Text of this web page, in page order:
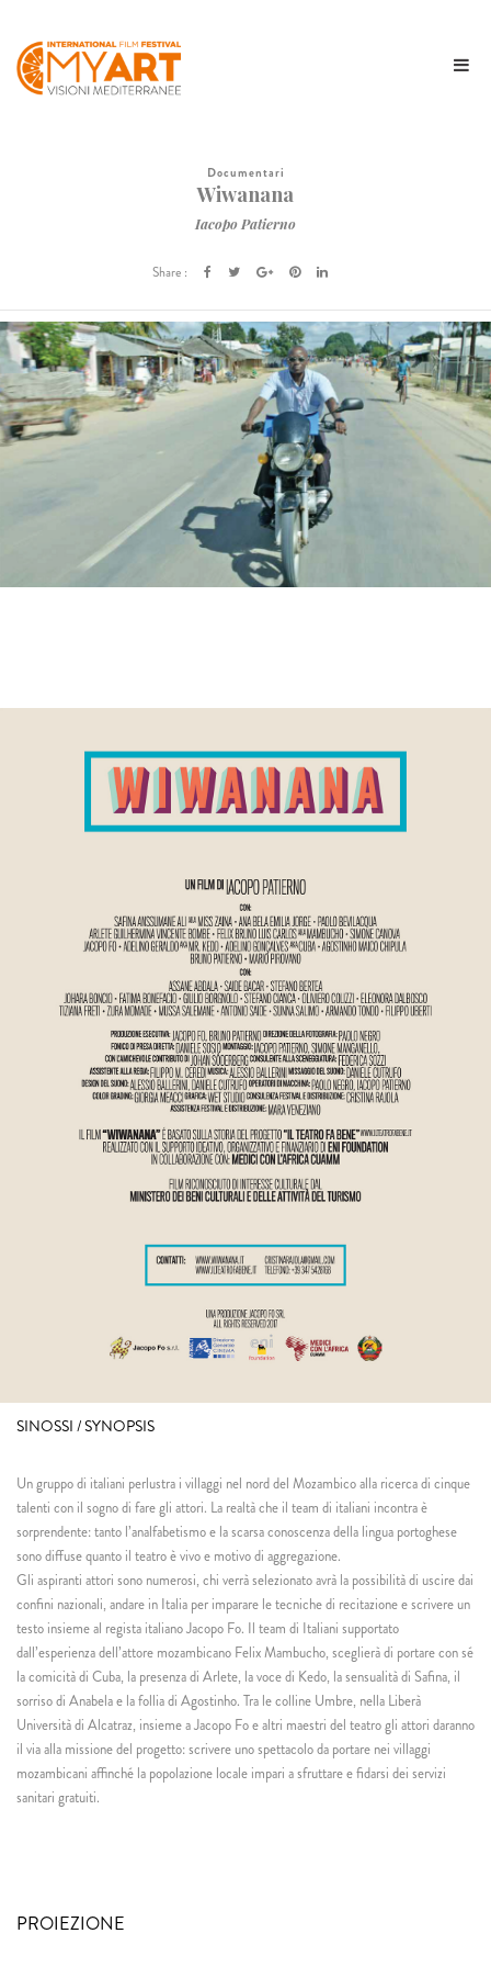
Documentari
Wiwanana
Iacopo Patierno
Share :
SINOSSI / SYNOPSIS
Un gruppo di italiani perlustra i villaggi nel nord del Mozambico alla ricerca di cinque
talenti con il sogno di fare gli attori. La realtà che il team di italiani incontra è
sorprendente: tanto l’analfabetismo e la scarsa conoscenza della lingua portoghese
sono diffuse quanto il teatro è vivo e motivo di aggregazione.
Gli aspiranti attori sono numerosi, chi verrà selezionato avrà la possibilità di uscire dai
confini nazionali, andare in Italia per imparare le tecniche di recitazione e scrivere un
testo insieme al regista italiano Jacopo Fo. Il team di Italiani supportato
dall’esperienza dell’attore mozambicano Felix Mambucho, sceglierà di portare con sé
la comicità di Cuba, la presenza di Arlete, la voce di Kedo, la sensualità di Safina, il
sorriso di Anabela e la follia di Agostinho. Tra le colline Umbre, nella Liberà
Università di Alcatraz, insieme a Jacopo Fo e altri maestri del teatro gli attori daranno
il via alla missione del progetto: scrivere uno spettacolo da portare nei villaggi
mozambicani affinché la popolazione locale impari a sfruttare e fidarsi dei servizi
sanitari gratuiti.
PROIEZIONE